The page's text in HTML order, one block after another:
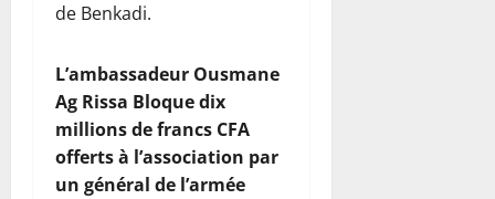
de Benkadi.
L’ambassadeur Ousmane
Ag Rissa Bloque dix
millions de francs CFA
offerts à l’association par
un général de l’armée